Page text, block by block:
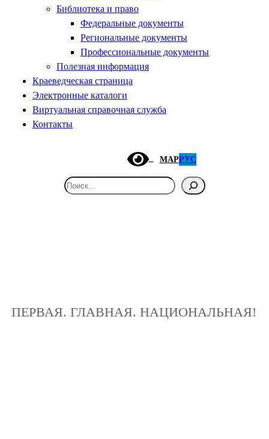
Библиотека и право
Федеральные документы
Региональные документы
Профессиональные документы
Полезная информация
Краеведческая страница
Электронные каталоги
Виртуальная справочная служба
Контакты
МАРРУС
Поиск
ПЕРВАЯ. ГЛАВНАЯ. НАЦИОНАЛЬНАЯ!